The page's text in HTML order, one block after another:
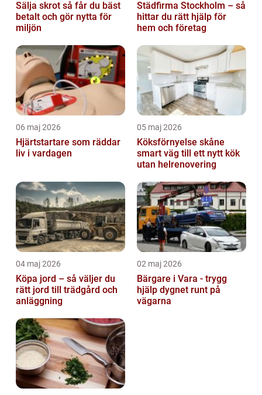
Sälja skrot så får du bäst
betalt och gör nytta för
miljön
Städfirma Stockholm – så
hittar du rätt hjälp för
hem och företag
06 maj 2026
Hjärtstartare som räddar
liv i vardagen
05 maj 2026
Köksförnyelse skåne
smart väg till ett nytt kök
utan helrenovering
04 maj 2026
Köpa jord – så väljer du
rätt jord till trädgård och
anläggning
02 maj 2026
Bärgare i Vara - trygg
hjälp dygnet runt på
vägarna